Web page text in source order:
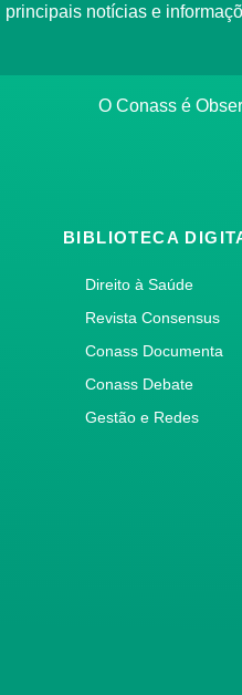
principais notícias e
O Conass é
BIBLIOTECA
Direito à Saúde
Revista Consensus
Conass Documenta
Conass Debate
Gestão e Redes